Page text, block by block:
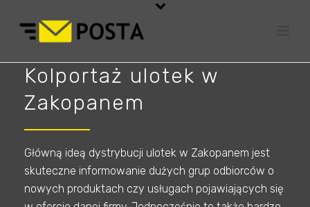
Kolportaż ulotek w
Zakopanem
Główną ideą dystrybucji ulotek w Zakopanem jest
skuteczne informowanie dużych grup odbiorców o
nowych produktach czy usługach pojawiających się